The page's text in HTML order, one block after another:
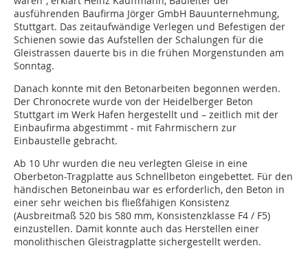
ausführenden Baufirma Jörger GmbH Bauunternehmung,
Stuttgart. Das zeitaufwändige Verlegen und Befestigen der
Schienen sowie das Aufstellen der Schalungen für die
Gleistrassen dauerte bis in die frühen Morgenstunden am
Sonntag.
Danach konnte mit den Betonarbeiten begonnen werden.
Der Chronocrete wurde von der Heidelberger Beton
Stuttgart im Werk Hafen hergestellt und – zeitlich mit der
Einbaufirma abgestimmt - mit Fahrmischern zur
Einbaustelle gebracht.
Ab 10 Uhr wurden die neu verlegten Gleise in eine
Oberbeton-Tragplatte aus Schnellbeton eingebettet. Für den
händischen Betoneinbau war es erforderlich, den Beton in
einer sehr weichen bis fließfähigen Konsistenz
(Ausbreitmaß 520 bis 580 mm, Konsistenzklasse F4 / F5)
einzustellen. Damit konnte auch das Herstellen einer
monolithischen Gleistragplatte sichergestellt werden.